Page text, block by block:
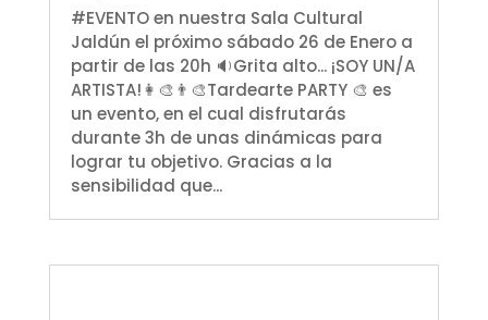
#EVENTO en nuestra Sala Cultural
Jaldún el próximo sábado 26 de Enero a
partir de las 20h 🔉Grita alto... ¡SOY UN/A
ARTISTA!👩‍🎨👨‍🎨Tardearte PARTY 🎨 es
un evento, en el cual disfrutarás
durante 3h de unas dinámicas para
lograr tu objetivo. Gracias a la
sensibilidad que...